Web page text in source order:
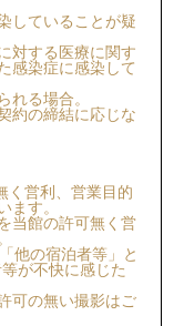
していることが疑
対する医療に関す
感染症に感染して
る場合。
約の締結に応じな
く営利、営業目的
ます。
当館の許可無く営
他の宿泊者等」と
が不快に感じた
可の無い撮影はご